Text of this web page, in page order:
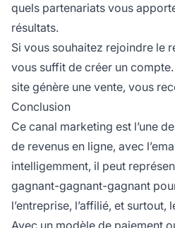
quels partenariats vous
résultats.
Si vous souhaitez rejoindre le
vous suffit de créer un
site génère une vente, vous
Conclusion
Ce canal marketing est l’une
de revenus en ligne, avec
intelligemment, il peut
gagnant-gagnant-gagnant
l’entreprise, l’affilié, et surtout,